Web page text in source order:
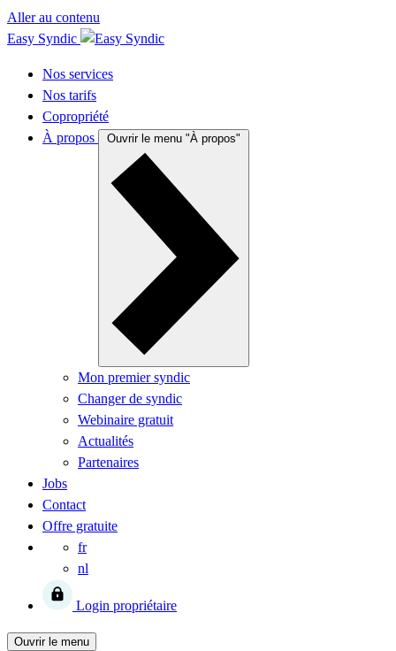
Aller au contenu
Easy Syndic
Nos services
Nos tarifs
Copropriété
À propos
Ouvrir le menu "À propos"
Mon premier syndic
Changer de syndic
Webinaire gratuit
Actualités
Partenaires
Jobs
Contact
Offre gratuite
fr
nl
Login propriétaire
Ouvrir le menu